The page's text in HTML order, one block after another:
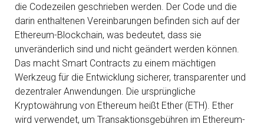
die Codezeilen geschrieben werden. Der Code und die
darin enthaltenen Vereinbarungen befinden sich auf der
Ethereum-Blockchain, was bedeutet, dass sie
unveränderlich sind und nicht geändert werden können.
Das macht Smart Contracts zu einem mächtigen
Werkzeug für die Entwicklung sicherer, transparenter und
dezentraler Anwendungen. Die ursprüngliche
Kryptowährung von Ethereum heißt Ether (ETH). Ether
wird verwendet, um Transaktionsgebühren im Ethereum-